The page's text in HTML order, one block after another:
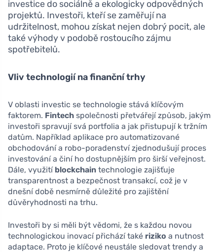
investice do sociálně a ekologicky odpovědných
projektů. Investoři, kteří se zaměřují na
udržitelnost, mohou získat nejen dobrý pocit, ale
také výhody v podobě rostoucího zájmu
spotřebitelů.
Vliv technologií na finanční trhy
V oblasti investic se technologie stává klíčovým
faktorem. Fintech společnosti přetvářejí způsob, jakým
investoři spravují svá portfolia a jak přistupují k tržním
datům. Například aplikace pro automatizované
obchodování a robo-poradenství zjednodušují proces
investování a činí ho dostupnějším pro širší veřejnost.
Dále, využití blockchain technologie zajišťuje
transparentnost a bezpečnost transakcí, což je v
dnešní době nesmírně důležité pro zajištění
důvěryhodnosti na trhu.
Investoři by si měli být vědomi, že s každou novou
technologickou inovací přichází také riziko a nutnost
adaptace. Proto je klíčové neustále sledovat trendy a